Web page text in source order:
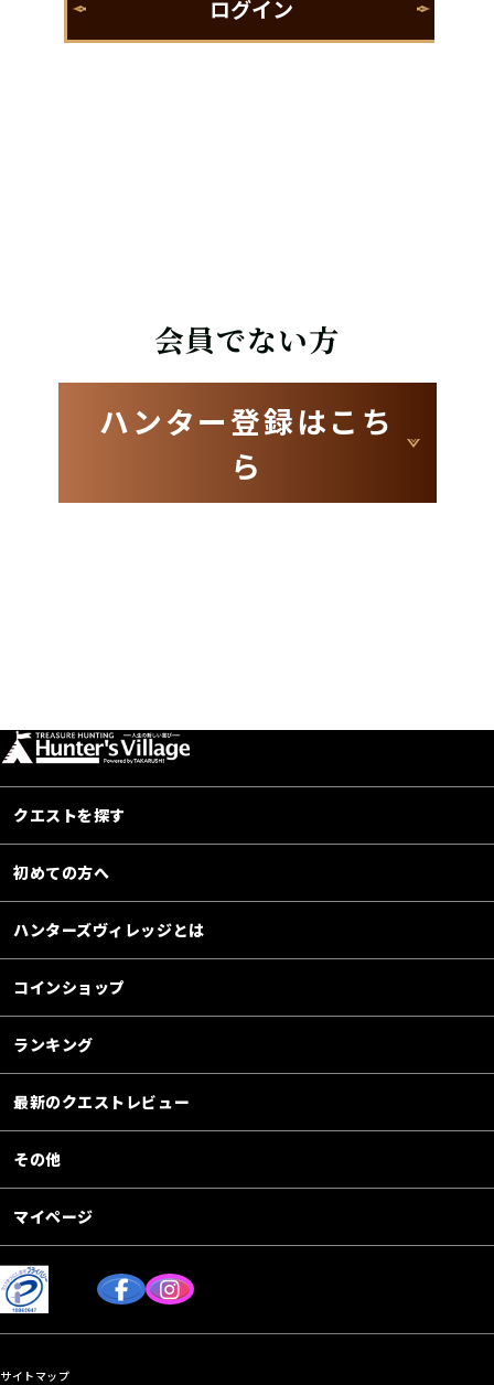
会員でない方
ハンター登録はこち
ら
クエストを探す
初めての方へ
ハンターズヴィレッジとは
コインショップ
ランキング
最新のクエストレビュー
その他
マイページ
サイトマップ